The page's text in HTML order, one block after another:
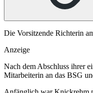
Die Vorsitzende Richterin
Anzeige
Nach dem Abschluss ihrer
Mitarbeiterin an das BSG